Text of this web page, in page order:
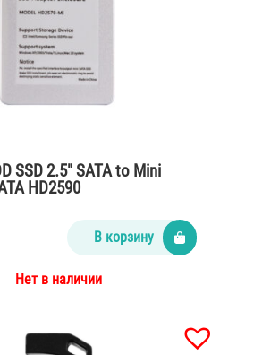
SSD 2.5″ SATA to Mini
HD2590
В корзину
Нет в наличии